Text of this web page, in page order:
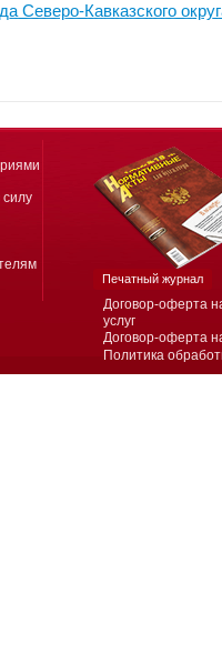
Северо-Кавказского
Договор-оферта
услуг
Договор-оферта
Политика
силу
Печатный журнал